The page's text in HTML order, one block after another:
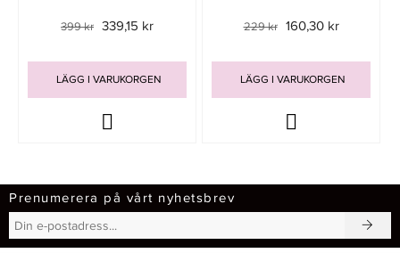
399 kr 339,15 kr
LÄGG I VARUKORGEN
229 kr 160,30 kr
LÄGG I VARUKORGEN
Prenumerera på vårt nyhetsbrev